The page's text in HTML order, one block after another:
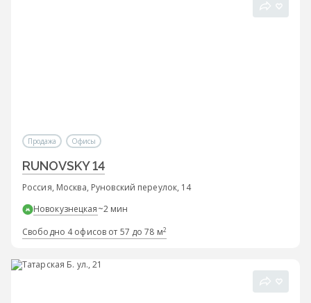
Продажа Офисы
RUNOVSKY 14
Россия, Москва, Руновский переулок, 14
Новокузнецкая~2 мин
Свободно 4 офисов от 57 до 78 м2